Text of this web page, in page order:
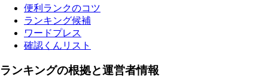
便利ランクのコツ
ランキング候補
ワードプレス
確認くんリスト
ランキングの根拠と運営者情報